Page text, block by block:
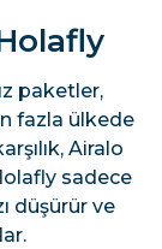
paketler,
fazla ülkede
Airalo
sadece
düşürür ve